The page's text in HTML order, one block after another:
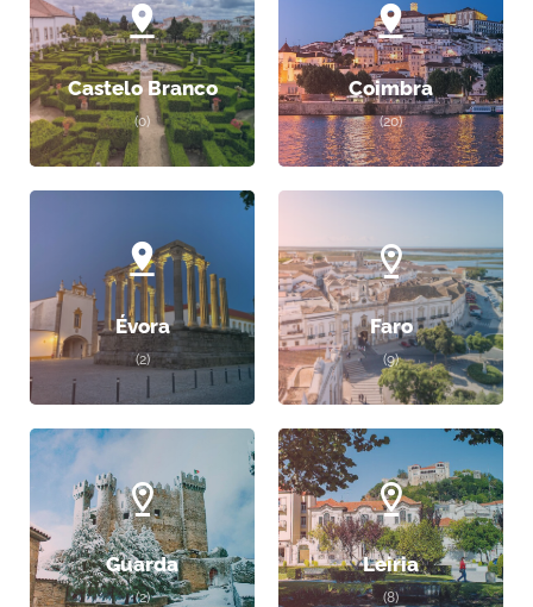
Castelo Branco
(0)
Coimbra
(20)
Évora
(2)
Faro
(9)
Guarda
(2)
Leiria
(8)